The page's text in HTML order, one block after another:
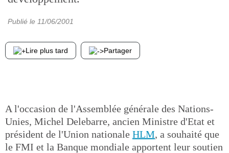
Publié le 11/06/2001
Lire plus tard Partager
A l'occasion de l'Assemblée générale des Nations-
Unies, Michel Delebarre, ancien Ministre d'Etat et
président de l'Union nationale HLM, a souhaité que
le FMI et la Banque mondiale apportent leur soutien